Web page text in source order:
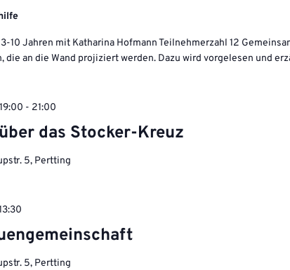
10 Jahren mit Katharina Hofmann Teilnehmerzahl 12
die an die Wand projiziert werden. Dazu wird vorgelesen und
das Stocker-Kreuz
- 21:00
5, Pertting
5, Pertting